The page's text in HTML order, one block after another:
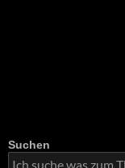
Suchen